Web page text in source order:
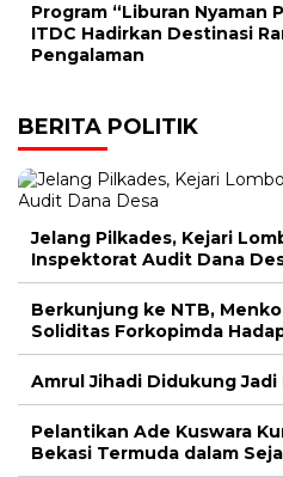
Program “Liburan Nyaman
ITDC Hadirkan Destinasi
Pengalaman
BERITA POLITIK
Jelang Pilkades, Kejari
Inspektorat Audit Dana
Berkunjung ke NTB,
Soliditas Forkopimda
Amrul Jihadi Didukung
Pelantikan Ade Kuswara
Bekasi Termuda dalam